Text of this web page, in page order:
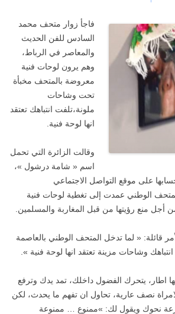
فاجأ زوار متحف محمد
السادس للفن الحديث
والمعاصر في الرباط،
وهم يرون لوحات فنية
معروضة بالمتحف مخبأة
تحت وشاحات
ملونة،تلفت انتباهك تعتقد
انها لوحة فنية.
وقالت الزائرة التي تحمل
اسم « شامة درشول »،
على موقع التواصل الاجتماعي
الوطني عمدت إلى تغطية لوحات فنية
أجل منع رؤيتها من قبل المغاربة والمسلمين.
قائلة: « لما تدخل المتحف الوطني بالعاصمة
وشاحات مزينة تعتقد انها لوحة فنية ».
اطار، يتحرك الفضول داخلك، تمد يدك وترفع
نصف عارية، تحاول ان تفهم ما يحدث، لكن
نحوك ويقول لك: »ممنوع … ممنوعة